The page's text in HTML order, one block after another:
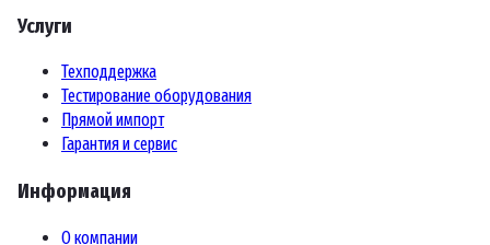
Услуги
Техподдержка
Тестирование оборудования
Прямой импорт
Гарантия и сервис
Информация
О компании